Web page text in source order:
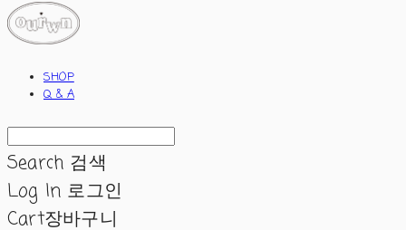
SHOP
Q & A
Search 검색
Log In 로그인
Cart장바구니